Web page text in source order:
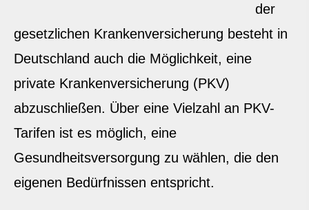
der
gesetzlichen Kranken­ver­si­che­rung besteht in
Deutschland auch die Möglichkeit, eine
private Kranken­ver­si­che­rung (PKV)
abzuschließen. Über eine Vielzahl an PKV-
Tarifen ist es möglich, eine
Gesundheitsversorgung zu wählen, die den
eigenen Bedürfnissen entspricht.